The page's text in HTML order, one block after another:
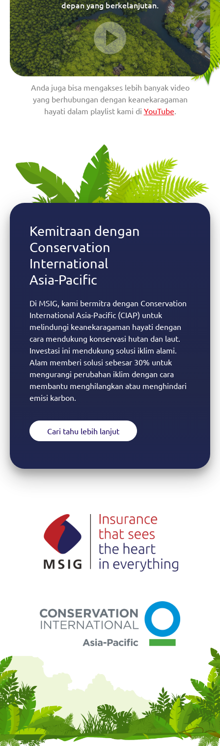
depan yang berkelanjutan.
Anda juga bisa mengakses lebih banyak video
yang berhubungan dengan keanekaragaman
hayati dalam playlist kami di YouTube.
Kemitraan dengan
Conservation
International
Asia-Pacific
Di MSIG, kami bermitra dengan Conservation
International Asia-Pacific (CIAP) untuk
melindungi keanekaragaman hayati dengan
cara mendukung konservasi hutan dan laut.
Investasi ini mendukung solusi iklim alami.
Alam memberi solusi sebesar 30% untuk
mengurangi perubahan iklim dengan cara
membantu menghilangkan atau menghindari
emisi karbon.
Cari tahu lebih lanjut